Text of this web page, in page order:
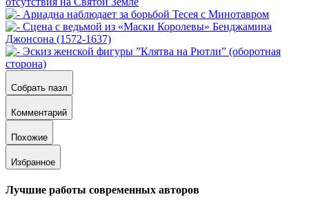
Собрать пазл
Комментарий
Похожие
Избранное
Лучшие работы современных авторов